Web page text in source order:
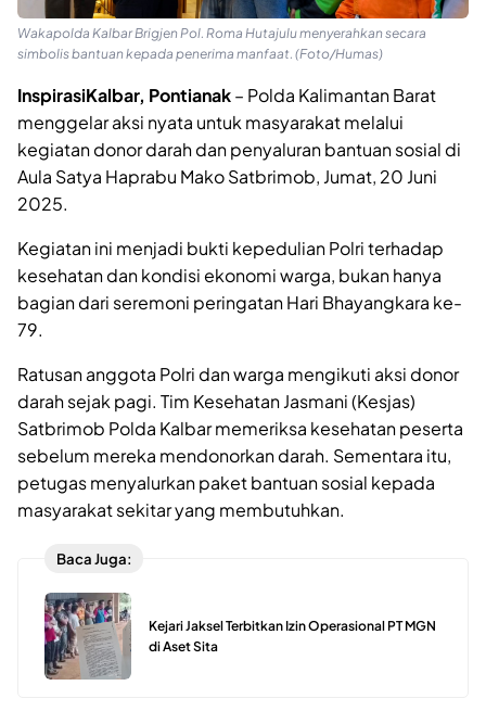
Wakapolda Kalbar Brigjen Pol. Roma Hutajulu menyerahkan secara
simbolis bantuan kepada penerima manfaat. (Foto/Humas)
InspirasiKalbar, Pontianak– Polda Kalimantan Barat
menggelar aksi nyata untuk masyarakat melalui
kegiatan donor darah dan penyaluran bantuan sosial di
Aula Satya Haprabu Mako Satbrimob, Jumat, 20 Juni
2025.
Kegiatan ini menjadi bukti kepedulian Polri terhadap
kesehatan dan kondisi ekonomi warga, bukan hanya
bagian dari seremoni peringatan Hari Bhayangkara ke-
79.
Ratusan anggota Polri dan warga mengikuti aksi donor
darah sejak pagi. Tim Kesehatan Jasmani (Kesjas)
Satbrimob Polda Kalbar memeriksa kesehatan peserta
sebelum mereka mendonorkan darah. Sementara itu,
petugas menyalurkan paket bantuan sosial kepada
masyarakat sekitar yang membutuhkan.
Baca Juga:
Kejari Jaksel Terbitkan Izin Operasional PT MGN
di Aset Sita